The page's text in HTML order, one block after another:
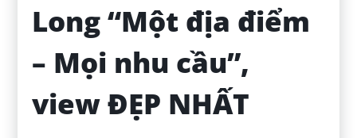
Long “Một địa điểm
– Mọi nhu cầu”,
view ĐẸP NHẤT